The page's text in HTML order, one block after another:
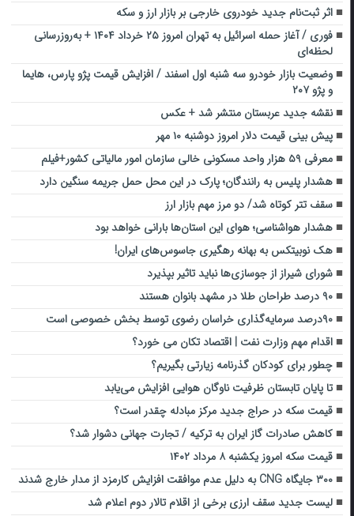
اثر ثبت‌نام جدید خودروی خارجی بر بازار ارز و سکه
فوری / آغاز حمله اسرائیل به تهران امروز ۲۵ خرداد ۱۴۰۴ + به‌روزرسانی
لحظه‌ای
وضعیت بازار خودرو سه شنبه اول اسفند / افزایش قیمت پژو پارس، هایما
و پژو ۲۰۷
نقشه جدید عربستان منتشر شد + عکس
پیش بینی قیمت دلار امروز دوشنبه ۱۰ مهر
معرفی ۵۹ هزار واحد مسکونی خالی سازمان امور مالیاتی کشور+فیلم
هشدار پلیس به رانندگان؛ پارک در این محل حمل جریمه سنگین دارد
سقف تتر کوتاه شد/ دو مرز مهم بازار ارز
هشدار هواشناسی؛ هوای این استان‌ها بارانی خواهد بود
هک نوبیتکس به بهانه رهگیری جاسوس‌های ایران!
شورای شیراز از جوسازی‌ها نباید تاثیر بپذیرد
۹۰ درصد طراحان طلا در مشهد بانوان هستند
۹۰درصد سرمایه‌گذاری‌ خراسان رضوی توسط بخش خصوصی است
اقدام مهم وزارت نفت | اقتصاد تکان می خورد؟
چطور برای کودکان گذرنامه زیارتی بگیریم؟
تا پایان تابستان ظرفیت ناوگان هوایی افزایش می‌یابد
قیمت سکه در حراج جدید مرکز مبادله چقدر است؟
کاهش صادرات گاز ایران به ترکیه / تجارت جهانی دشوار شد؟
قیمت سکه امروز یکشنبه ۸ مرداد ۱۴۰۲
۳۰۰ جایگاه CNG به دلیل عدم موافقت افزایش کارمزد از مدار خارج شدند
لیست جدید سقف ارزی برخی از اقلام تالار دوم اعلام شد